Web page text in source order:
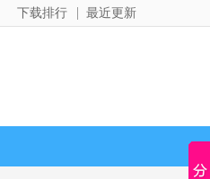
最近更新
下载排行